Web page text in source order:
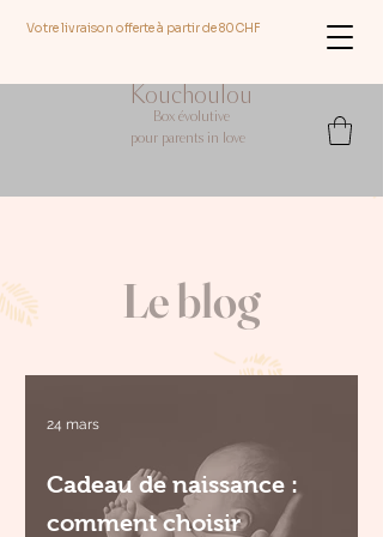
Votre livraison offerte à partir de 80CHF
Kouchoulou
Box évolutive
pour parents in love
Le blog
Cadeau de naissance :
comment choisir
24 mars